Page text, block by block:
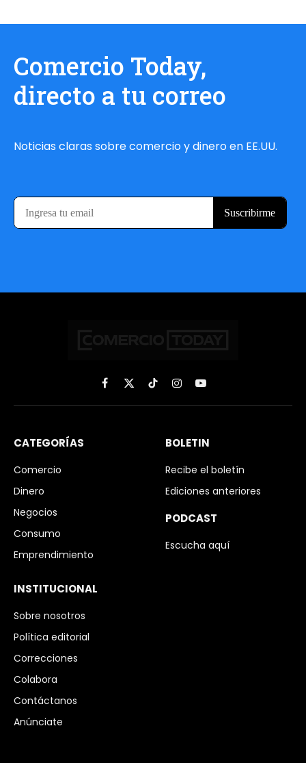
Comercio Today,
directo a tu correo
Noticias claras sobre comercio y dinero en EE.UU.
Facebook
X
(Twitter)
TikTokInstagramYouTube
CATEGORÍAS
Comercio
Dinero
Negocios
Consumo
Emprendimiento
BOLETIN
Recibe el boletín
Ediciones anteriores
PODCAST
Escucha aquí
INSTITUCIONAL
Sobre nosotros
Política editorial
Correcciones
Colabora
Contáctanos
Anúnciate